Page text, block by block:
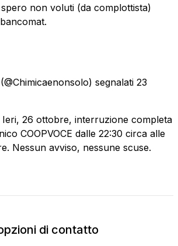
non voluti (da complottista)
(@Chimicaenonsolo) segnalati 23
Ieri, 26 ottobre, interruzione completa
COOPVOCE dalle 22:30 circa alle
Nessun avviso, nessune scuse.
di contatto